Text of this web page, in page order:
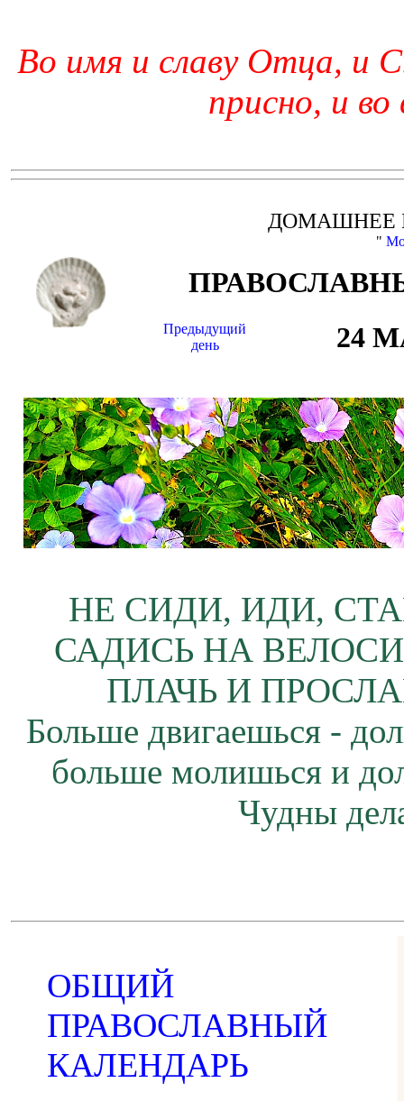
Во имя и славу Отца, и
присно, и во
ДОМАШНЕЕ
"
Предыдущий
день
24
НЕ СИДИ, ИДИ,
САДИСЬ НА
ПЛАЧЬ И
Больше двигаешься -
больше молишься и
Чудны
ОБЩИЙ
ПРАВОСЛАВНЫЙ
КАЛЕНДАРЬ